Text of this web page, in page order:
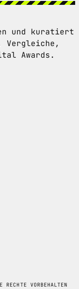
und kuratiert
Vergleiche,
Awards.
VORBEHALTEN